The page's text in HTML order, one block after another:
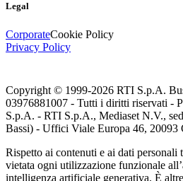
Legal
CorporateCookie Policy
Privacy Policy
Copyright © 1999-2026 RTI S.p.A.
03976881007 - Tutti i diritti riservati -
S.p.A. - RTI S.p.A., Mediaset N.V.,
Bassi) - Uffici Viale Europa 46, 20093
Rispetto ai contenuti e ai dati personali
vietata ogni utilizzazione funzionale
intelligenza artificiale generativa. È